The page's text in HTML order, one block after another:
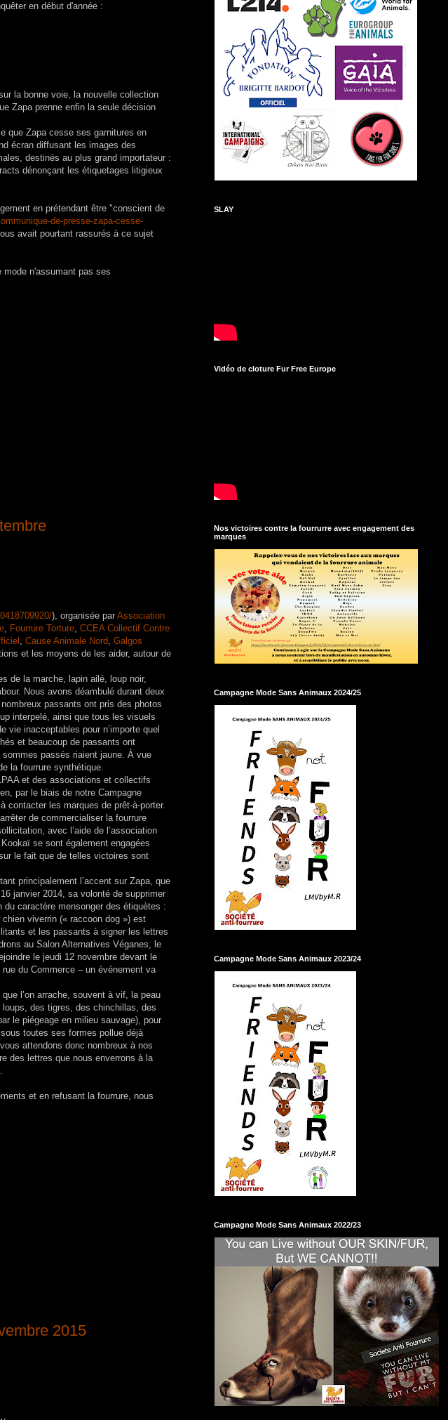
en début d'année :
la bonne voie, la nouvelle collection
Zapa prenne enfin la seule décision
que Zapa cesse ses garnitures en
écran diffusant les images des
destinés au plus grand importateur :
dénonçant les étiquetages litigieux
en prétendant être "conscient de
de-presse-zapa-cesse-
avait pourtant rassurés à ce sujet
mode n'assumant pas ses
), organisée par Association
, Fourrure Torture, CCEA Collectif Contre
, Cause Animale Nord, Galgos
et les moyens de les aider, autour de
de la marche, lapin ailé, loup noir,
Nous avons déambulé durant deux
passants ont pris des photos
interpelé, ainsi que tous les visuels
vie inacceptables pour n’importe quel
et beaucoup de passants ont
passés riaient jaune. À vue
la fourrure synthétique.
et des associations et collectifs
par le biais de notre Campagne
contacter les marques de prêt-à-porter.
de commercialiser la fourrure
avec l’aide de l’association
se sont également engagées
le fait que de telles victoires sont
principalement l’accent sur Zapa, que
janvier 2014, sa volonté de supprimer
du caractère mensonger des étiquètes :
viverrin (« raccoon dog ») est
et les passants à signer les lettres
au Salon Alternatives Véganes, le
le jeudi 12 novembre devant le
du Commerce – un événement va
l’on arrache, souvent à vif, la peau
des tigres, des chinchillas, des
le piégeage en milieu sauvage), pour
toutes ses formes pollue déjà
attendons donc nombreux à nos
des lettres que nous enverrons à la
et en refusant la fourrure, nous
2015
SLAY
Vidéo de cloture Fur Free Europe
Nos victoires contre la fourrurre avec engagement des
marques
Campagne Mode Sans Animaux 2024/25
Campagne Mode Sans Animaux 2023/24
Campagne Mode Sans Animaux 2022/23